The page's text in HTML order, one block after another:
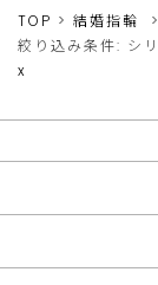
TOP
結婚指輪
絞り込み条件: シ
x